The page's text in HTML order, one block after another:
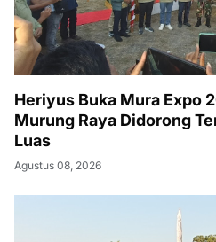
Heriyus Buka Mura Expo
Murung Raya Didorong
Luas
Agustus 08, 2026